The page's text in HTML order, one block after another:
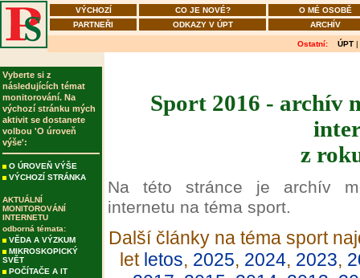
VÝCHOZÍ CO JE NOVÉ?
O MÉ OSOBĚ
PARTNEŘI
ODKAZY V ÚPT ARCHÍV
Ostatní: ÚPT |
Vyberte si z
následujících témat
monitorování. Na
výchozí stránku mých
aktivit se dostanete
volbou 'O úroveň
výše':
O ÚROVEŇ VÝŠE
VÝCHOZÍ STRÁNKA
AKTUÁLNÍ
MONITOROVÁNÍ
INTERNETU
odborná témata:
VĚDA A VÝZKUM
MIKROSKOPICKÝ
SVĚT
POČÍTAČE A IT
Sport 2016 - archív
z
Na této stránce je archív
internetu na téma sport.
Další články na téma sport
let letos, 2025, 2024, 2023,